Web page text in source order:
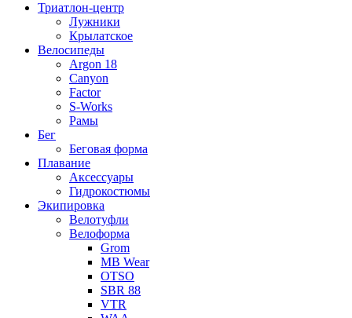
Триатлон-центр
Лужники
Крылатское
Велосипеды
Argon 18
Canyon
Factor
S-Works
Рамы
Бег
Беговая форма
Плавание
Аксессуары
Гидрокостюмы
Экипировка
Велотуфли
Велоформа
Grom
MB Wear
OTSO
SBR 88
VTR